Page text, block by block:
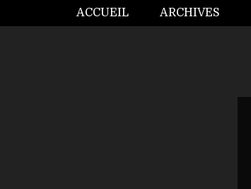
ACCUEIL ARCHIVES